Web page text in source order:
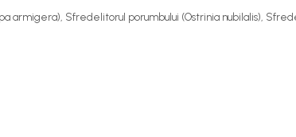
armigera), Sfredelitorul porumbului (Ostrinia nubilalis),